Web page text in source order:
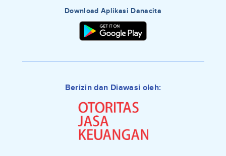
Download Aplikasi Danacita
Berizin dan Diawasi oleh: